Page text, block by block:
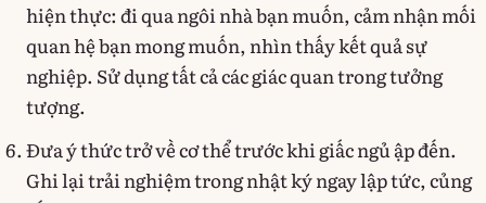
hiện thực: đi qua ngôi nhà bạn muốn, cảm nhận mối
quan hệ bạn mong muốn, nhìn thấy kết quả sự
nghiệp. Sử dụng tất cả các giác quan trong tưởng
tượng.
Đưa ý thức trở về cơ thể trước khi giấc ngủ ập đến.
Ghi lại trải nghiệm trong nhật ký ngay lập tức, củng